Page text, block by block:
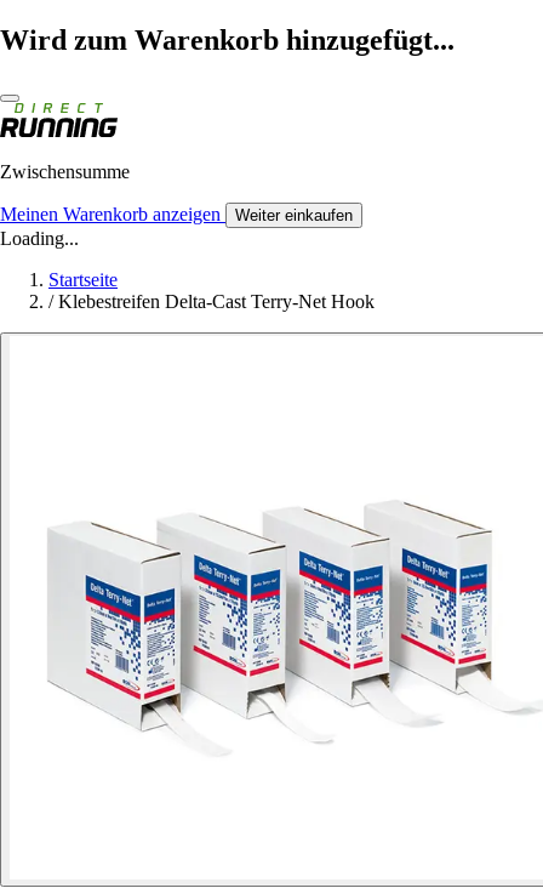
Wird zum Warenkorb hinzugefügt...
Zwischensumme
Meinen Warenkorb anzeigen Weiter einkaufen
Loading...
Startseite
/ Klebestreifen Delta-Cast Terry-Net Hook